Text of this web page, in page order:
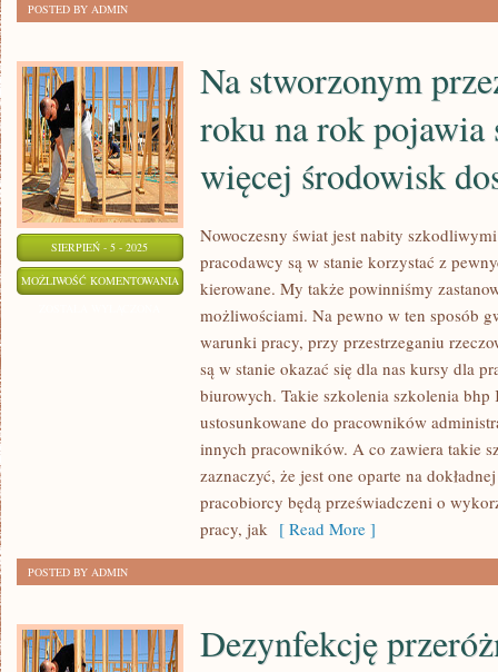
WIELOKROTNIE
SPOTKAĆ.
POSTED BY ADMIN
SIERPIEŃ - 5 - 2025
MOŻLIWOŚĆ KOMENTOWANIA
STWORZONYM
RYNKU
ROKU
ROK
POJAWIA
SIĘ
CORAZ
WIĘCEJ
Na stworzonym
roku na rok pojawia
więcej środowisk
Nowoczesny świat jest nabity
pracodawcy są w stanie korzystać z
kierowane. My także powinniśmy
możliwościami. Na pewno w ten sposób
warunki pracy, przy przestrzeganiu
są w stanie okazać się dla nas kursy dla
biurowych. Takie szkolenia szkolenia bhp
ustosunkowane do pracowników
innych pracowników. A co zawiera takie
zaznaczyć, że jest one oparte na
pracobiorcy będą przeświadczeni o
pracy, jak [ Read More ]
POSTED BY ADMIN
Dezynfekcję